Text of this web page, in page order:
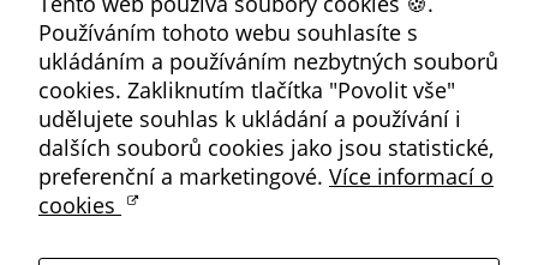
Instagram
RSS
Kbely
Satalice
Používáním tohoto webu souhlasíte s
ukládáním a používáním nezbytných souborů
cookies. Zakliknutím tlačítka "Povolit vše"
udělujete souhlas k ukládání a používání i
dalších souborů cookies jako jsou statistické,
preferenční a marketingové. Více informací o
cookies
profily. Na základě
těchto informací
není zpravidla
možná
bezprostřední
identifikace Vaší
osoby, protože jsou